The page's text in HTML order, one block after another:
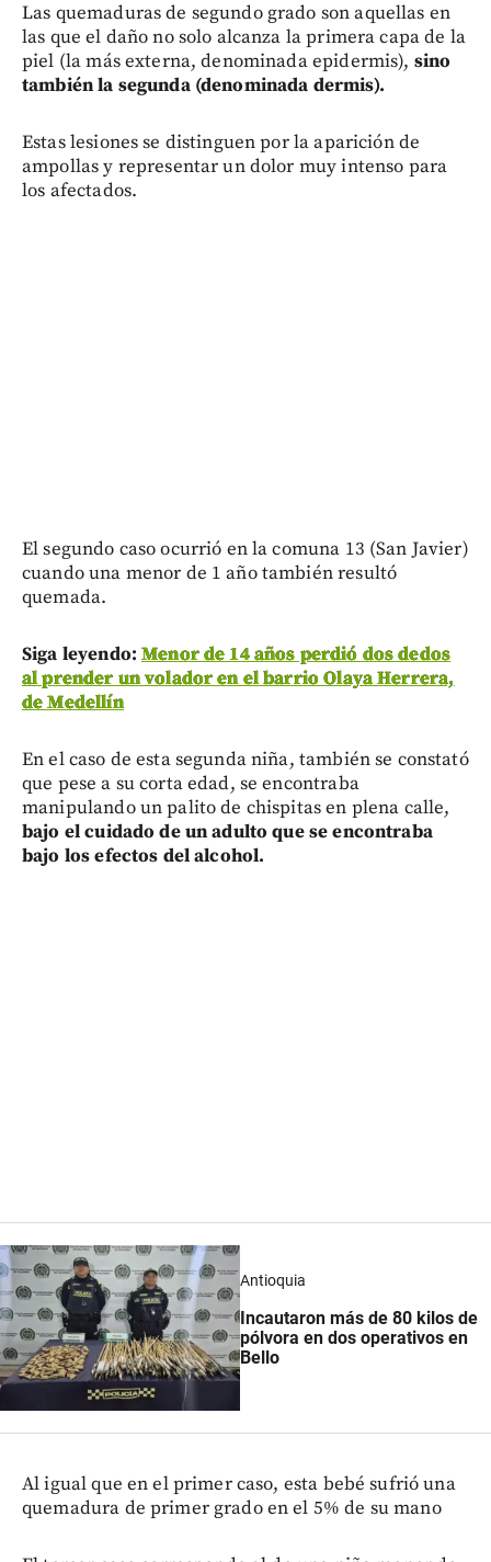
Las quemaduras de segundo grado son aquellas en
las que el daño no solo alcanza la primera capa de la
piel (la más externa, denominada epidermis), sino
también la segunda (denominada dermis).
Estas lesiones se distinguen por la aparición de
ampollas y representar un dolor muy intenso para
los afectados.
El segundo caso ocurrió en la comuna 13 (San Javier)
cuando una menor de 1 año también resultó
quemada.
Siga leyendo:Menor de 14 años perdió dos dedos
al prender un volador en el barrio Olaya Herrera,
de Medellín
En el caso de esta segunda niña, también se constató
que pese a su corta edad, se encontraba
manipulando un palito de chispitas en plena calle,
bajo el cuidado de un adulto que se encontraba
bajo los efectos del alcohol.
Antioquia
Incautaron más de 80 kilos de
pólvora en dos operativos en
Bello
Al igual que en el primer caso, esta bebé sufrió una
quemadura de primer grado en el 5% de su mano